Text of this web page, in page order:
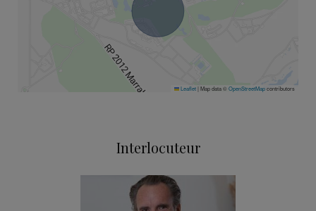
Leaflet| Map data ©OpenStreetMapcontributors
Interlocuteur